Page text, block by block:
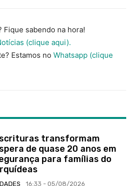
Fique sabendo na hora!
(clique aqui).
Estamos no Whatsapp (clique
transformam
de quase 20 anos em
para famílias do
16:33 - 05/08/2026